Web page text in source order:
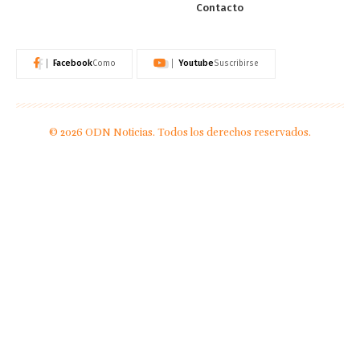
Contacto
FacebookComo YoutubeSuscribirse
© 2026 ODN Noticias. Todos los derechos reservados.